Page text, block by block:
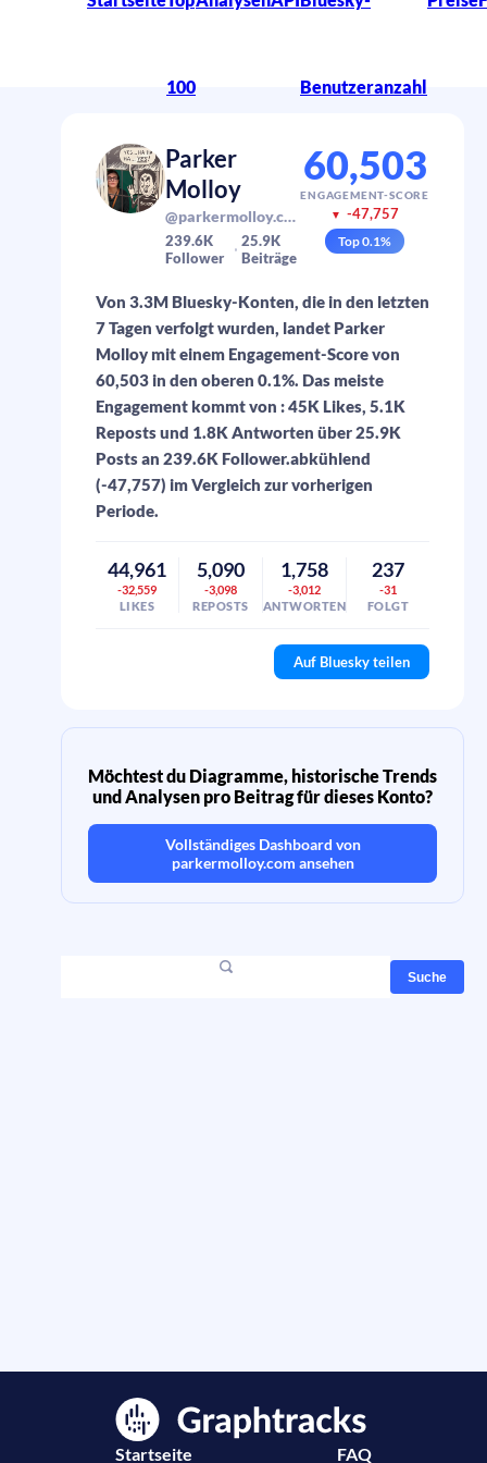
100 Benutzeranzahl
Parker
Molloy
@parkermolloy.com
239.6K
Follower
25.9K
Beiträge
60,503
ENGAGEMENT-SCORE
▼ -47,757
Top0.1%
Von 3.3M Bluesky-Konten, die in den letzten
7 Tagen verfolgt wurden, landet Parker
Molloy mit einem Engagement-Score von
60,503 in den oberen 0.1%. Das meiste
Engagement kommt von : 45K Likes, 5.1K
Reposts und 1.8K Antworten über 25.9K
Posts an 239.6K Follower.abkühlend
(-47,757) im Vergleich zur vorherigen
Periode.
44,961
-32,559
LIKES
5,090
-3,098
REPOSTS
1,758
-3,012
ANTWORTEN
237
-31
FOLGT
Auf Bluesky teilen
Möchtest du Diagramme, historische Trends
und Analysen pro Beitrag für dieses Konto?
Vollständiges Dashboard von
parkermolloy.com ansehen
Suche
Startseite FAQ